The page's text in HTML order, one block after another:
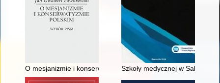
O mesjanizmie i konserwatyzmie polskim : wybór pism
Szkoły medycznej w Salerno